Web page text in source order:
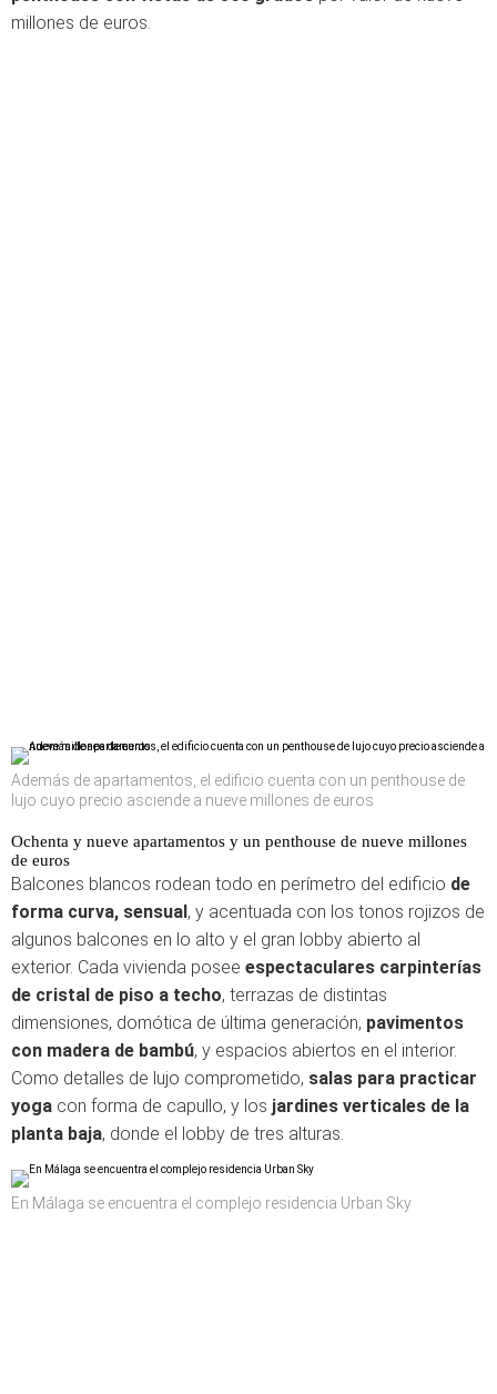
millones de euros.
Además de apartamentos, el edificio cuenta con un penthouse de
lujo cuyo precio asciende a nueve millones de euros
Ochenta y nueve apartamentos y un penthouse de nueve millones
de euros
Balcones blancos rodean todo en perímetro del edificio de
forma curva, sensual, y acentuada con los tonos rojizos de
algunos balcones en lo alto y el gran lobby abierto al
exterior. Cada vivienda posee espectaculares carpinterías
de cristal de piso a techo, terrazas de distintas
dimensiones, domótica de última generación, pavimentos
con madera de bambú, y espacios abiertos en el interior.
Como detalles de lujo comprometido, salas para practicar
yoga con forma de capullo, y los jardines verticales de la
planta baja, donde el lobby de tres alturas.
En Málaga se encuentra el complejo residencia Urban Sky